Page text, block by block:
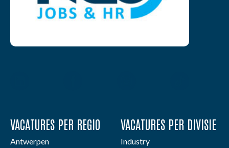
VACATURES PER REGIO
Antwerpen
VACATURES PER DIVISIE
Industry